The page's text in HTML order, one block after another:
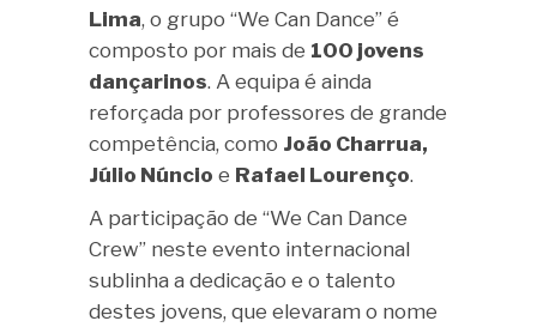
Lima, o grupo “We Can Dance” é
composto por mais de 100 jovens
dançarinos. A equipa é ainda
reforçada por professores de grande
competência, como João Charrua,
Júlio Núncio e Rafael Lourenço.
A participação de “We Can Dance
Crew” neste evento internacional
sublinha a dedicação e o talento
destes jovens, que elevaram o nome